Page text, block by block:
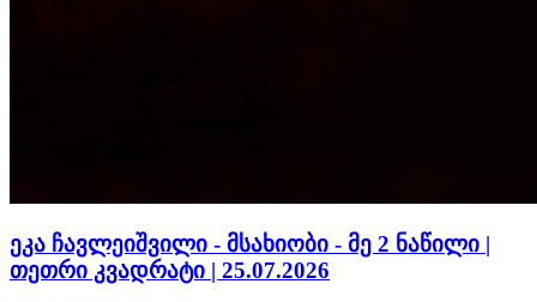
ეკა ჩავლეიშვილი - მსახიობი - მე 2 ნაწილი |
თეთრი კვადრატი | 25.07.2026